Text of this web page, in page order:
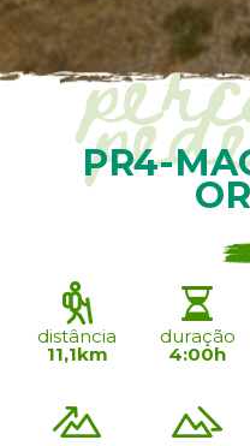
PR4-
distância
11,1km
duração
4:00h